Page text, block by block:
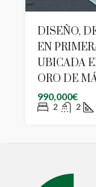
DISEÑO,
EN
UBICADA
ORO DE
990,000€
2 2